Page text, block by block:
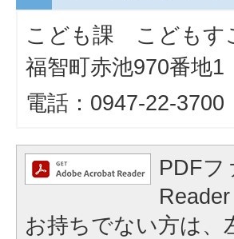
こども課 こどもす
福智町赤池970番地1
電話：0947-22-3700
PDFフ
お持ちでない方は、